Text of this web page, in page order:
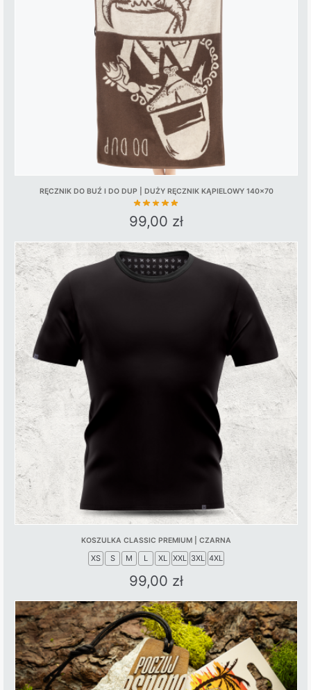
may
chosen
on
the
product
page
RĘCZNIK DO BUŹ I DO DUP | DUŻY RĘCZNIK KĄPIELOWY 140×70
99,00 zł
KOSZULKA CLASSIC PREMIUM | CZARNA
XS S M L XL XXL 3XL 4XL
99,00 zł
This
product
has
multiple
variants.
The